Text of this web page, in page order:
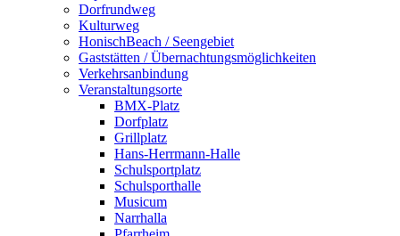
Dorfrundweg
Kulturweg
HonischBeach / Seengebiet
Gaststätten / Übernachtungsmöglichkeiten
Verkehrsanbindung
Veranstaltungsorte
BMX-Platz
Dorfplatz
Grillplatz
Hans-Herrmann-Halle
Schulsportplatz
Schulsporthalle
Musicum
Narrhalla